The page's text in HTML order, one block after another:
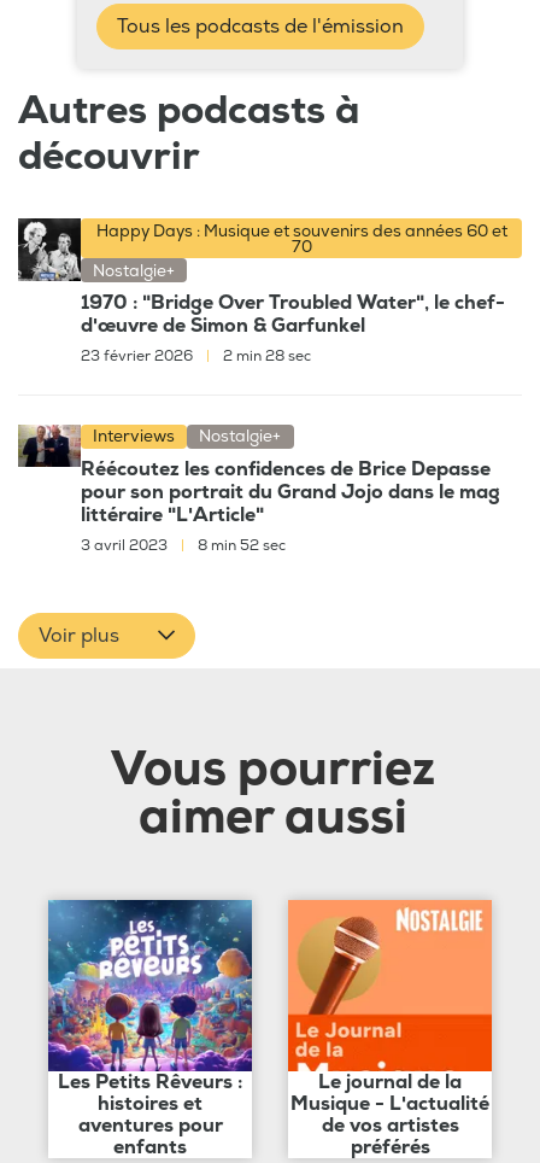
Tous les podcasts de l'émission
Autres podcasts à
découvrir
Happy Days : Musique et souvenirs des années 60 et
70
Nostalgie+
1970 : "Bridge Over Troubled Water", le chef-
d'œuvre de Simon & Garfunkel
23 février 2026 2 min 28 sec
Interviews Nostalgie+
Réécoutez les confidences de Brice Depasse
pour son portrait du Grand Jojo dans le mag
littéraire "L'Article"
3 avril 2023 | 8 min 52 sec
Voir plus
Vous pourriez
aimer aussi
Les Petits Rêveurs :
histoires et
aventures pour
enfants
Le journal de la
Musique - L'actualité
de vos artistes
préférés